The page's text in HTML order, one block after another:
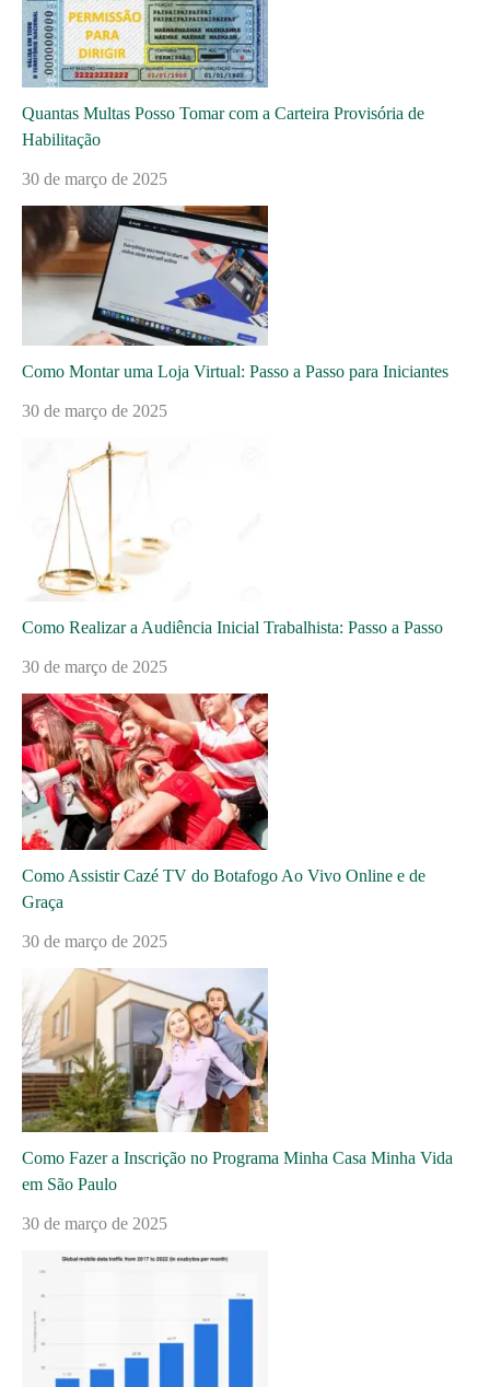
Quantas Multas Posso Tomar com a Carteira Provisória de
Habilitação
30 de março de 2025
Como Montar uma Loja Virtual: Passo a Passo para Iniciantes
30 de março de 2025
Como Realizar a Audiência Inicial Trabalhista: Passo a Passo
30 de março de 2025
Como Assistir Cazé TV do Botafogo Ao Vivo Online e de
Graça
30 de março de 2025
Como Fazer a Inscrição no Programa Minha Casa Minha Vida
em São Paulo
30 de março de 2025